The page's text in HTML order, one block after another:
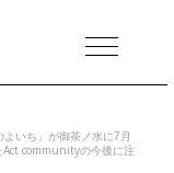
MENU
いち」が御茶ノ水に7月
Act communityの今後に注